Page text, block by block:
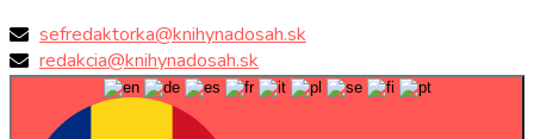
sefredaktorka@knihynadosah.sk
redakcia@knihynadosah.sk